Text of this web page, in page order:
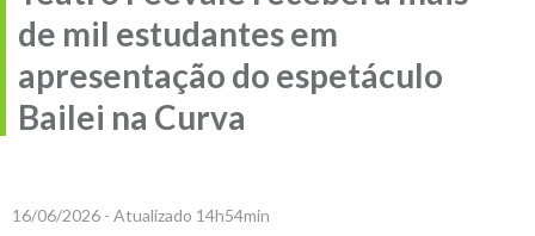
de mil estudantes em
apresentação do espetáculo
Bailei na Curva
16/06/2026 - Atualizado 14h54min